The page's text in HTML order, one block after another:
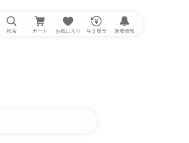
検索 カート お気に入り 注文履歴 新着情報